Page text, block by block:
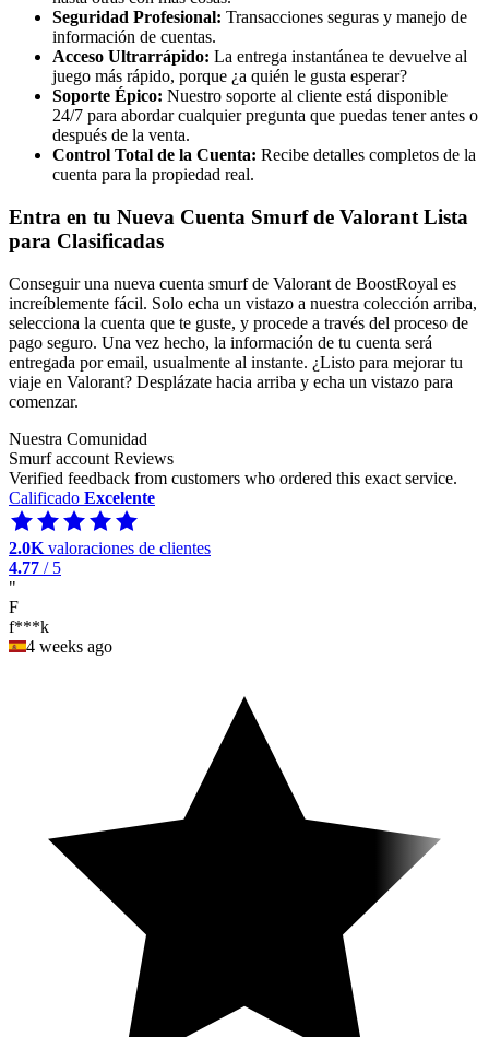
Seguridad Profesional: Transacciones seguras y manejo de
información de cuentas.
Acceso Ultrarrápido: La entrega instantánea te devuelve al
juego más rápido, porque ¿a quién le gusta esperar?
Soporte Épico: Nuestro soporte al cliente está disponible
24/7 para abordar cualquier pregunta que puedas tener antes o
después de la venta.
Control Total de la Cuenta: Recibe detalles completos de la
cuenta para la propiedad real.
Entra en tu Nueva Cuenta Smurf de Valorant Lista
para Clasificadas
Conseguir una nueva cuenta smurf de Valorant de BoostRoyal es
increíblemente fácil. Solo echa un vistazo a nuestra colección arriba,
selecciona la cuenta que te guste, y procede a través del proceso de
pago seguro. Una vez hecho, la información de tu cuenta será
entregada por email, usualmente al instante. ¿Listo para mejorar tu
viaje en Valorant? Desplázate hacia arriba y echa un vistazo para
comenzar.
Nuestra Comunidad
Smurf account Reviews
Verified feedback from customers who ordered this exact service.
Calificado Excelente
2.0K valoraciones de clientes
4.77 / 5
"
F
f***k
4 weeks ago